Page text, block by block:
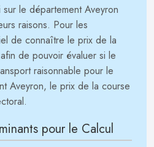
le département Aveyron
raisons. Pour les
de connaître le prix de la
de pouvoir évaluer si le
raisonnable pour le
Aveyron, le prix de la course
pour le Calcul